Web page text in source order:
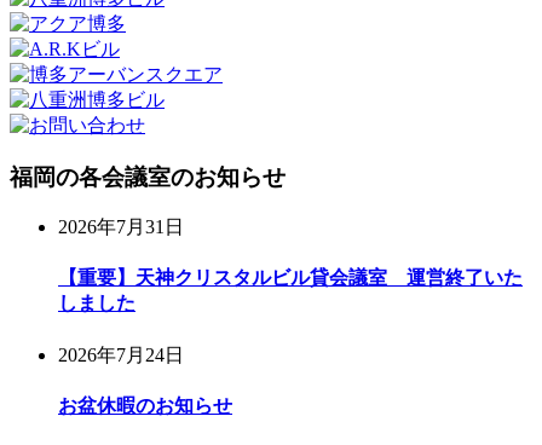
福岡の各会議室のお知らせ
2026年7月31日
【重要】天神クリスタルビル貸会議室 運営終了いた
しました
2026年7月24日
お盆休暇のお知らせ